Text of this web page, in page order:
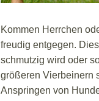
Kommen Herrchen
freudig entgegen.
schmutzig wird oder
größeren Vierbeinern
Anspringen von